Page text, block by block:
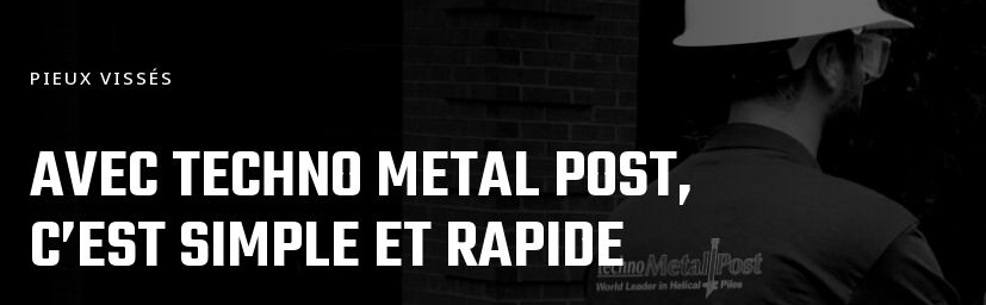
PIEUX VISSÉS
AVEC TECHNO METAL POST,
C’EST SIMPLE ET RAPIDE